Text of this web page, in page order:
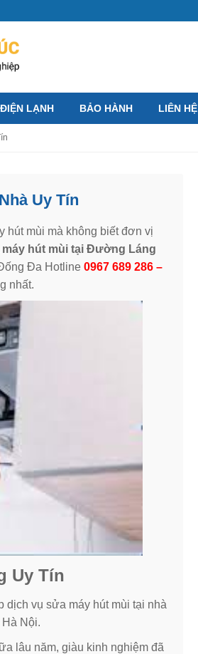
LẠNH BẢO HÀNH LIÊN HỆ
Uy Tín
hút mùi mà không biết đơn vị
hút mùi tại Đường Láng
Đa Hotline 0967 689 286 –
nhất.
Uy Tín
dịch vụ sửa máy hút mùi tại nhà
Nội.
lâu năm, giàu kinh nghiệm đã